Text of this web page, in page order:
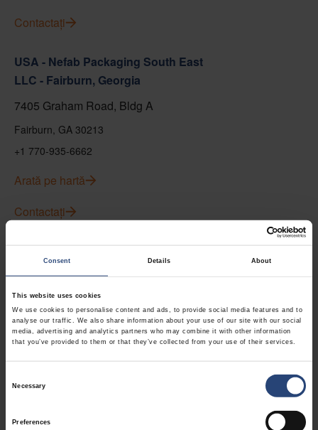
Consent Details About
This website uses cookies
We use cookies to personalise content and ads, to provide social media features and to
analyse our traffic. We also share information about your use of our site with our social
media, advertising and analytics partners who may combine it with other information
that you’ve provided to them or that they’ve collected from your use of their services.
Necessary
Preferences
Contactați
USA - Nefab Packaging South East
LLC - Fairburn, Georgia
7405 Graham Road, Bldg A
Fairburn, GA 30213
+1 770-935-6662
Arată pe hartă
Contactați
USA - Nefab Packaging North LLC -
1539 Hunter Rd
Hanover Park, IL 60133
+1 630-451-5345 x50103